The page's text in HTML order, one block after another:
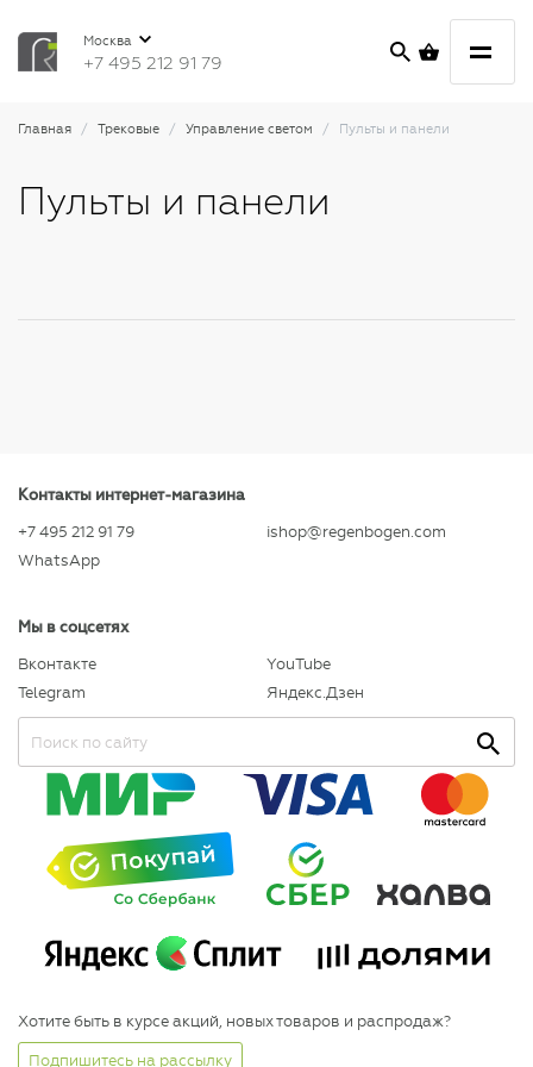
Москва
+7 495 212 91 79
Главная Трековые Управление светом Пульты и панели
Пульты и панели
Контакты интернет-магазина
+7 495 212 91 79
WhatsApp
ishop@regenbogen.com
Мы в соцсетях
Вконтакте
Telegram
YouTube
Яндекс.Дзен
Хотите быть в курсе акций, новых товаров и распродаж?
Подпишитесь на рассылку